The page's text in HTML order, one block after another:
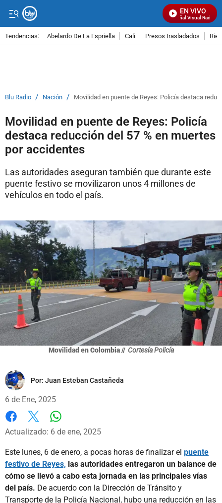
EN VIVO
Señal Visual Radio
Tendencias: Abelardo De La Espriella Cali Presos trasladados
Blu Radio / Nación / Movilidad en puente de Reyes: Policía destaca
Movilidad en puente de Reyes: Policía
destaca reducción del 57 % en muertes
por accidentes
Las autoridades aseguran también que durante este
puente festivo se movilizaron unos 4 millones de
vehículos en todo el país.
Movilidad en Colombia // Cortesía Policía
Por: Juan Esteban Castañeda
6 de Ene, 2025
Facebook
X
Actualizado: 6 de ene, 2025
Este lunes, 6 de enero, a pocas horas de finalizar el puente
festivo de Reyes, las autoridades entregaron un balance de
cómo se llevó a cabo esta jornada en las principales vías
del país. De acuerdo con la Dirección de Tránsito y
Transporte de la Policía Nacional, hubo una reducción en las